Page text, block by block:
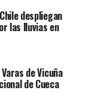
despliegan
las lluvias en
de Vicuña
de Cueca